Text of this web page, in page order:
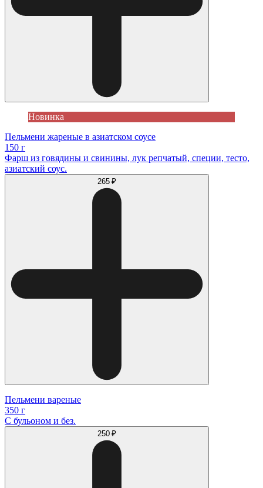
Новинка
Пельмени жареные в азиатском соусе
150 г
Фарш из говядины и свинины, лук репчатый, специи, тесто,
азиатский соус.
265 ₽
Пельмени вареные
350 г
С бульоном и без.
250 ₽